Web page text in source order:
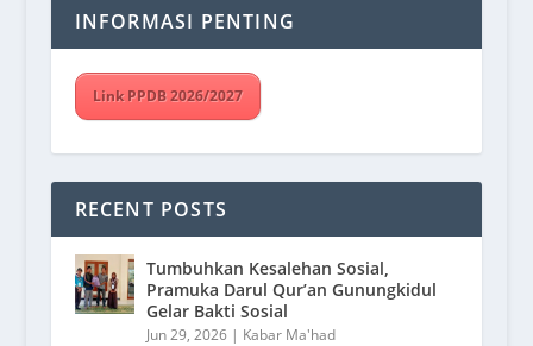
INFORMASI PENTING
Link PPDB 2026/2027
RECENT POSTS
Tumbuhkan Kesalehan Sosial,
Pramuka Darul Qur’an Gunungkidul
Gelar Bakti Sosial
Jun 29, 2026| Kabar Ma'had